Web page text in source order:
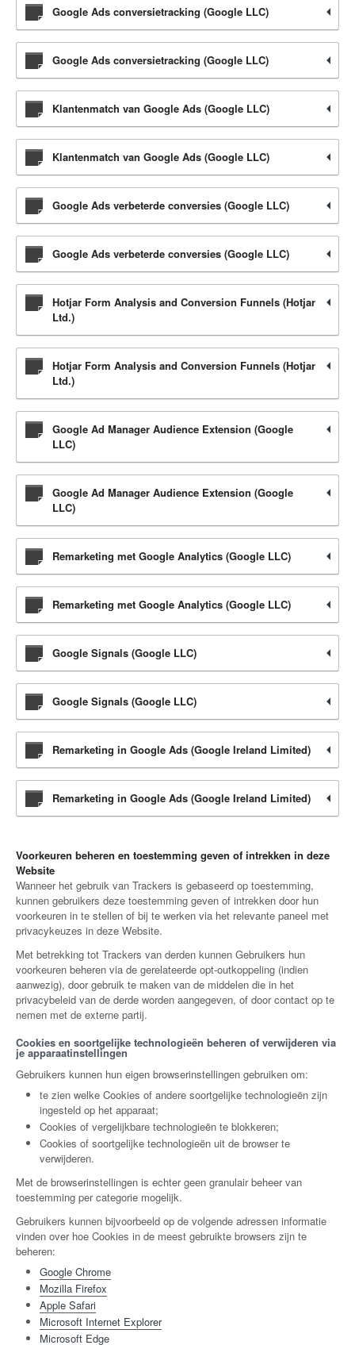
Google Ads conversietracking (Google LLC)
Google Ads conversietracking (Google LLC)
Klantenmatch van Google Ads (Google LLC)
Klantenmatch van Google Ads (Google LLC)
Google Ads verbeterde conversies (Google LLC)
Google Ads verbeterde conversies (Google LLC)
Hotjar Form Analysis and Conversion Funnels (Hotjar
Ltd.)
Hotjar Form Analysis and Conversion Funnels (Hotjar
Ltd.)
Google Ad Manager Audience Extension (Google
LLC)
Google Ad Manager Audience Extension (Google
LLC)
Remarketing met Google Analytics (Google LLC)
Remarketing met Google Analytics (Google LLC)
Google Signals (Google LLC)
Google Signals (Google LLC)
Remarketing in Google Ads (Google Ireland Limited)
Remarketing in Google Ads (Google Ireland Limited)
Voorkeuren beheren en toestemming geven of intrekken in deze
Website
Wanneer het gebruik van Trackers is gebaseerd op toestemming,
kunnen gebruikers deze toestemming geven of intrekken door hun
voorkeuren in te stellen of bij te werken via het relevante paneel met
privacykeuzes in deze Website.
Met betrekking tot Trackers van derden kunnen Gebruikers hun
voorkeuren beheren via de gerelateerde opt-outkoppeling (indien
aanwezig), door gebruik te maken van de middelen die in het
privacybeleid van de derde worden aangegeven, of door contact op te
nemen met de externe partij.
Cookies en soortgelijke technologieën beheren of verwijderen via
je apparaatinstellingen
Gebruikers kunnen hun eigen browserinstellingen gebruiken om:
te zien welke Cookies of andere soortgelijke technologieën zijn
ingesteld op het apparaat;
Cookies of vergelijkbare technologieën te blokkeren;
Cookies of soortgelijke technologieën uit de browser te
verwijderen.
Met de browserinstellingen is echter geen granulair beheer van
toestemming per categorie mogelijk.
Gebruikers kunnen bijvoorbeeld op de volgende adressen informatie
vinden over hoe Cookies in de meest gebruikte browsers zijn te
beheren:
Google Chrome
Mozilla Firefox
Apple Safari
Microsoft Internet Explorer
Microsoft Edge